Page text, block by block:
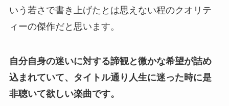
いう若さで書き上げたとは思えない程のクオリテ
ィーの傑作だと思います。
自分自身の迷いに対する諦観と微かな希望が詰め
込まれていて、タイトル通り人生に迷った時に是
非聴いて欲しい楽曲です。